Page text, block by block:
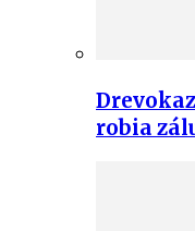
robia